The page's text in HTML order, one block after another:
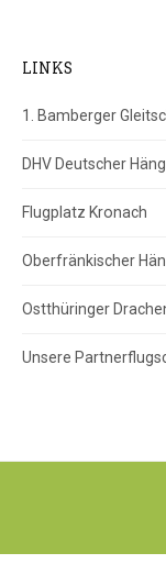
LINKS
1. Bamberger
DHV Deutscher
Flugplatz Kronach
Oberfränkischer
Ostthüringer
Unsere